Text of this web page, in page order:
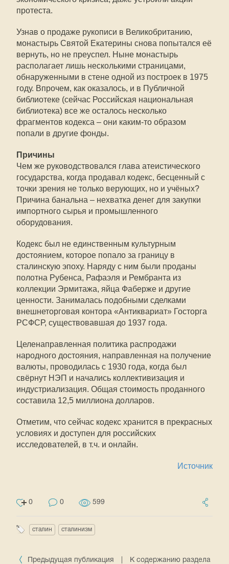
протеста.
Узнав о продаже рукописи в Великобританию,
монастырь Святой Екатерины снова попытался её
вернуть, но не преуспел. Ныне монастырь
располагает лишь несколькими страницами,
обнаруженными в стене одной из построек в 1975
году. Впрочем, как оказалось, и в Публичной
библиотеке (сейчас Российская национальная
библиотека) все же осталось несколько
фрагментов кодекса – они каким-то образом
попали в другие фонды.
Причины
Чем же руководствовался глава атеистического
государства, когда продавал кодекс, бесценный с
точки зрения не только верующих, но и учёных?
Причина банальна – нехватка денег для закупки
импортного сырья и промышленного
оборудования.
Кодекс был не единственным культурным
достоянием, которое попало за границу в
сталинскую эпоху. Наряду с ним были проданы
полотна Рубенса, Рафаэля и Рембранта из
коллекции Эрмитажа, яйца Фаберже и другие
ценности. Занималась подобными сделками
внешнеторговая контора «Антиквариат» Госторга
РСФСР, существовавшая до 1937 года.
Целенаправленная политика распродажи
народного достояния, направленная на получение
валюты, проводилась с 1930 года, когда был
свёрнут НЭП и начались коллективизация и
индустриализация. Общая стоимость проданного
составила 12,5 миллиона долларов.
Отметим, что сейчас кодекс хранится в прекрасных
условиях и доступен для российских
исследователей, в т.ч. и онлайн.
Источник
0 0 599
сталин сталинизм
Предыдущая публикация
К содержанию раздела